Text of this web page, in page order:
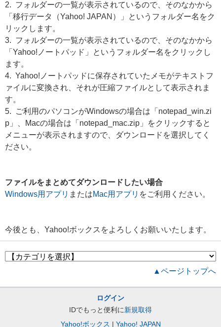
2. フォルダーの一覧が表示されているので、そのなかから
「移行データ（Yahoo! JAPAN）」というフォルダー名をク
リックします。
3. フォルダーの一覧が表示されているので、そのなかから
「Yahoo!ノートパッド」というフォルダー名をクリックし
ます。
4. Yahoo!ノートパッドに保存されていたメモがテキストフ
ァイルに変換され、それが圧縮ファイルとして表示されま
す。
5. ご利用のパソコンがWindowsの場合は「notepad_win.zi
p」、Macの場合は「notepad_mac.zip」をクリックすると
メニューが表示されますので、ダウンロードを選択してく
ださい。
ファイルをまとめてダウンロードしたい場合
Windows用アプリ またはMac用アプリ をご利用ください。
今後とも、Yahoo!ボックスをよろしくお願いいたします。
▲ページトップへ
ログイン
IDでもっと便利に新規取得
Yahoo!ボックス
Yahoo! JAPAN